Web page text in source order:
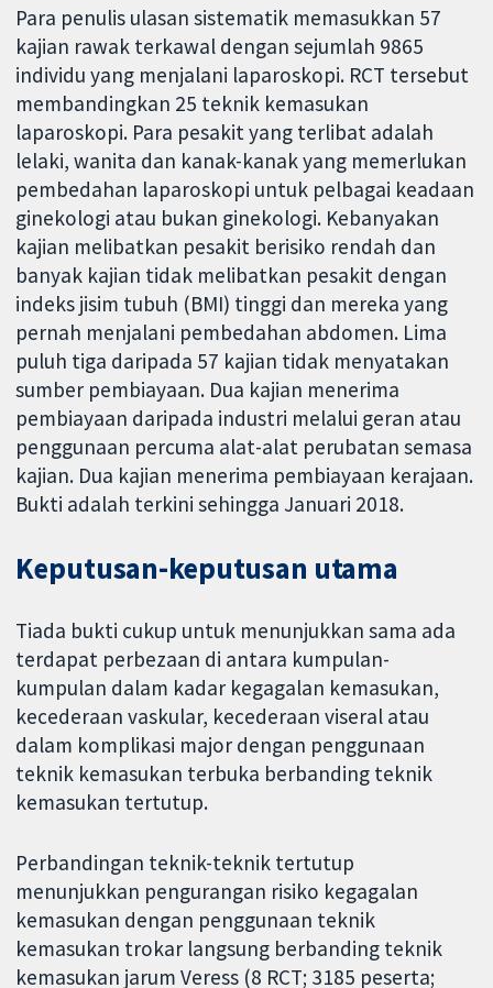
Para penulis ulasan sistematik memasukkan 57
kajian rawak terkawal dengan sejumlah 9865
individu yang menjalani laparoskopi. RCT tersebut
membandingkan 25 teknik kemasukan
laparoskopi. Para pesakit yang terlibat adalah
lelaki, wanita dan kanak-kanak yang memerlukan
pembedahan laparoskopi untuk pelbagai keadaan
ginekologi atau bukan ginekologi. Kebanyakan
kajian melibatkan pesakit berisiko rendah dan
banyak kajian tidak melibatkan pesakit dengan
indeks jisim tubuh (BMI) tinggi dan mereka yang
pernah menjalani pembedahan abdomen. Lima
puluh tiga daripada 57 kajian tidak menyatakan
sumber pembiayaan. Dua kajian menerima
pembiayaan daripada industri melalui geran atau
penggunaan percuma alat-alat perubatan semasa
kajian. Dua kajian menerima pembiayaan kerajaan.
Bukti adalah terkini sehingga Januari 2018.
Keputusan-keputusan utama
Tiada bukti cukup untuk menunjukkan sama ada
terdapat perbezaan di antara kumpulan-
kumpulan dalam kadar kegagalan kemasukan,
kecederaan vaskular, kecederaan viseral atau
dalam komplikasi major dengan penggunaan
teknik kemasukan terbuka berbanding teknik
kemasukan tertutup.
Perbandingan teknik-teknik tertutup
menunjukkan pengurangan risiko kegagalan
kemasukan dengan penggunaan teknik
kemasukan trokar langsung berbanding teknik
kemasukan jarum Veress (8 RCT; 3185 peserta;